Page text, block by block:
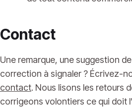
Contact
Une remarque, une suggestion
correction à signaler ? Écrivez-
contact. Nous lisons les retours
corrigeons volontiers ce qui doit